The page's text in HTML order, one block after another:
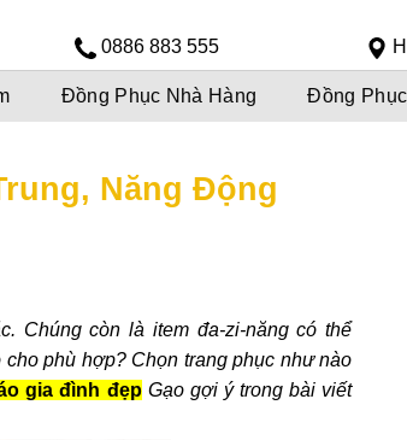
0886 883 555
Đồng Phục Nhà Hàng Đồng
Năng Động
Chúng còn là item đa-zi-năng có thể
phù hợp? Chọn trang phục như nào
gia đình đẹpGạo gợi ý trong bài viết